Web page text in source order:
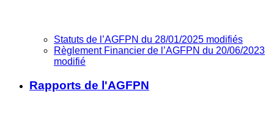
Statuts de l’AGFPN du 28/01/2025 modifiés
Règlement Financier de l’AGFPN du 20/06/2023
modifié
Rapports de l'AGFPN